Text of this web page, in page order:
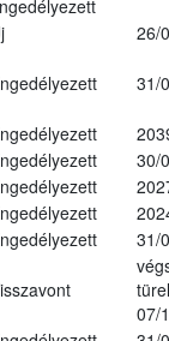
26/
31/
30/
31/
07/